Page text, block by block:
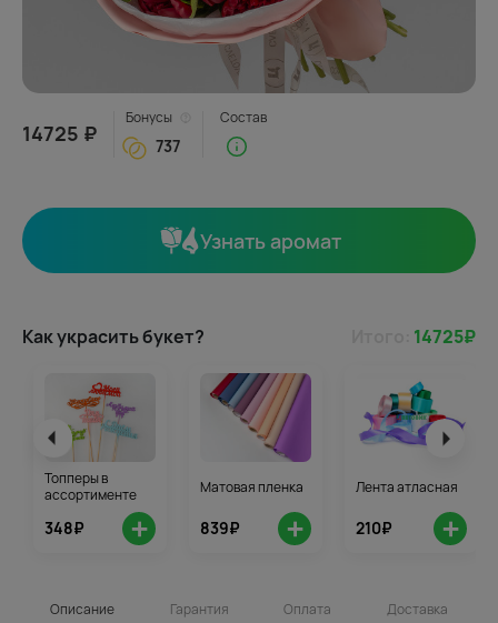
14725 ₽
Бонусы
737
Состав
Узнать аромат
Как украсить букет? 14725₽
Топперы в
ассортименте
348₽ +
Матовая пленка
839₽ +
Лента атласная
210₽ +
Описание Гарантия Оплата Доставка